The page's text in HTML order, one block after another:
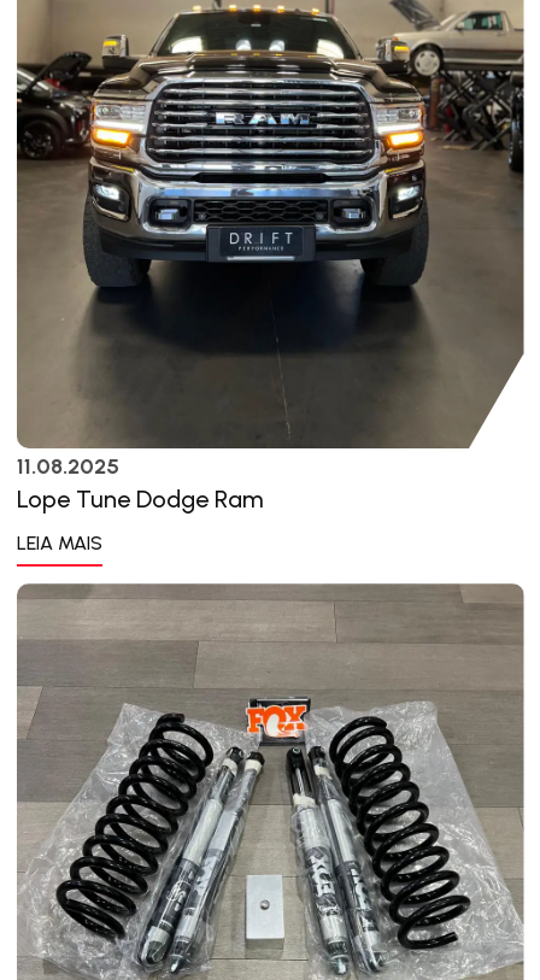
11.08.2025
Lope Tune Dodge Ram
LEIA MAIS